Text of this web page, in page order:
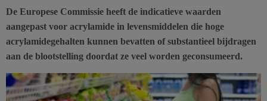
De Europese Commissie heeft de indicatieve waarden
aangepast voor acrylamide in levensmiddelen die hoge
acrylamidegehalten kunnen bevatten of substantieel bijdragen
aan de blootstelling doordat ze veel worden geconsumeerd.